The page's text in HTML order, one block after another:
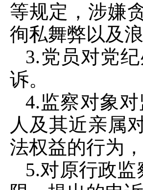
等规定，涉嫌
徇私舞弊以及
3.党员对党
诉。
4.监察对象
人及其近亲属
法权益的行为
5.对原行政